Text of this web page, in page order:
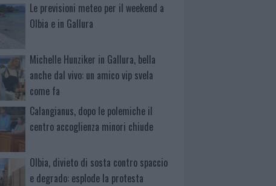
Le previsioni meteo per il weekend a
Olbia e in Gallura
Michelle Hunziker in Gallura, bella
anche dal vivo: un amico vip svela
come fa
Calangianus, dopo le polemiche il
centro accoglienza minori chiude
Olbia, divieto di sosta contro spaccio
e degrado: esplode la protesta